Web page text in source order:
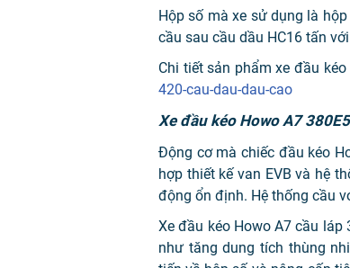
Hộp số mà xe sử dụng là
cầu sau cầu dầu HC16 tấn
Chi tiết sản phẩm xe đầu
420-cau-dau-dau-cao
Xe đầu kéo Howo A7
Động cơ mà chiếc đầu kéo
hợp thiết kế van EVB và hệ
động ổn định. Hệ thống cầu
Xe đầu kéo Howo A7 cầu
như tăng dung tích thùng